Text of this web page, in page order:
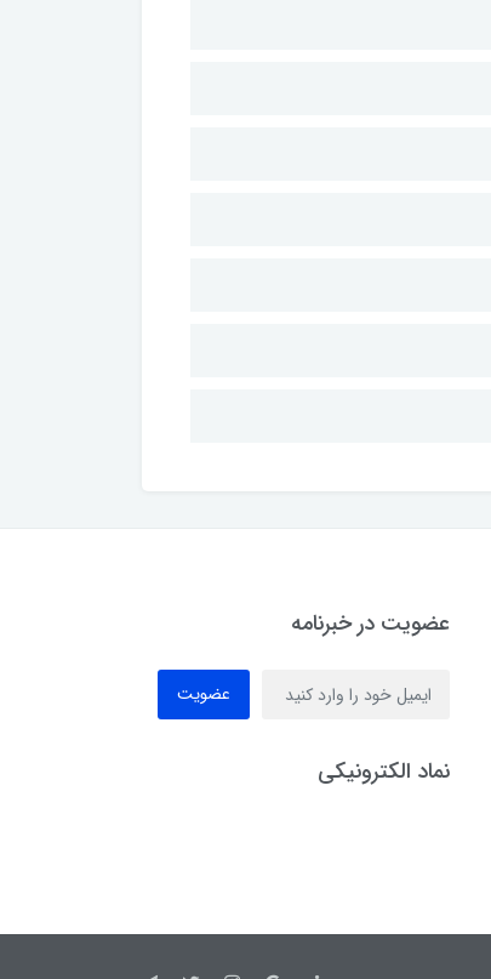
عضویت در خبرنامه
عضویت
نماد الکترونیکی